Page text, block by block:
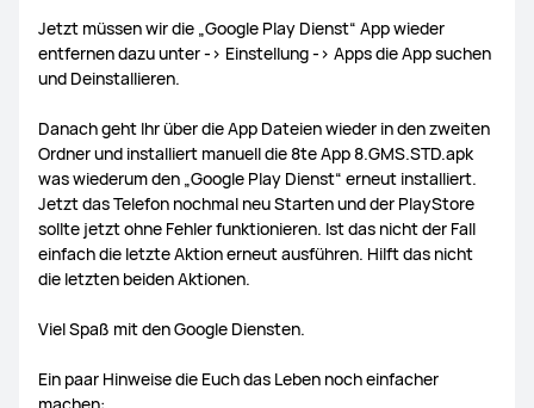
Jetzt müssen wir die „Google Play Dienst“ App wieder
entfernen dazu unter -> Einstellung -> Apps die App suchen
und Deinstallieren.
Danach geht Ihr über die App Dateien wieder in den zweiten
Ordner und installiert manuell die 8te App 8.GMS.STD.apk
was wiederum den „Google Play Dienst“ erneut installiert.
Jetzt das Telefon nochmal neu Starten und der PlayStore
sollte jetzt ohne Fehler funktionieren. Ist das nicht der Fall
einfach die letzte Aktion erneut ausführen. Hilft das nicht
die letzten beiden Aktionen.
Viel Spaß mit den Google Diensten.
Ein paar Hinweise die Euch das Leben noch einfacher